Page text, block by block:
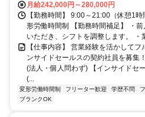
月給242,000円～280,000円
【勤務時間】 9:00～21:00（休憩1
形労働時間制 【勤務時間補足】 ・
いただき、シフトを調整します。 ・
【仕事内容】 営業経験を活かして
ンサイドセールスの契約社員を募集
(法人・個人問わず) 【インサイドセ
(...
変形労働時間制 フリーター歓迎 学歴不問
ブランクOK